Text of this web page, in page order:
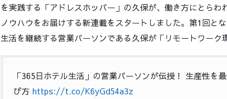
を実践する「アドレスホッパー」の久保が、働き方にとら
ノウハウをお届けする新連載をスタートしました。第1回と
生活を継続する営業パーソンである久保が「リモートワーク
「365日ホテル生活」の営業パーソンが伝授！ 生産性を
び方 https://t.co/K6yGd54a3z